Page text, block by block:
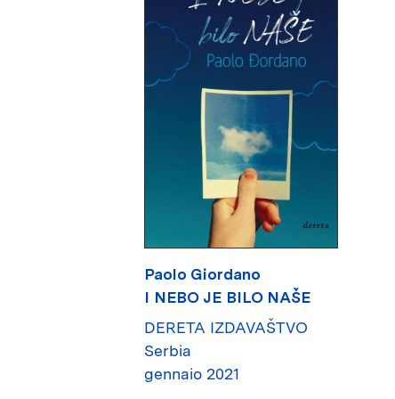
Paolo Giordano
I NEBO JE BILO NAŠE
DERETA IZDAVAŠTVO
Serbia
gennaio 2021